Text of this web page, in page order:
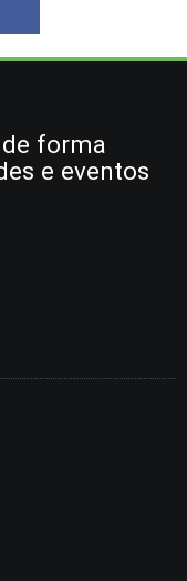
forma
e eventos